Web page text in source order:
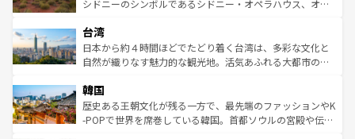
ならではの贅沢な旅のスタイルだ。 なお、新着のアメリカ
情報はコンテンツ一覧を参照してほしい。
おすすめ。エメラルドグリーンに輝く海をはじめ、豊かな
れるおもてなしの心で訪れる人々を迎えてくれるハワイの
人々、おいしいローカルフードやハワイアンミュージッ
ク、伝統的なフラダンスなど、すべてがハワイの魅力を彩
ワイを、存分に味わってほしい。 なお、新着のハワイ情報
はコンテンツ一覧を参照してほしい。
シドニーのシンボルであるシドニー・オペラハウス、オー
リアリーフや大陸中央部にそびえるウルル（エアーズロッ
ク）、タスマニアの美しい原生林やケアンズの熱帯雨林な
ど、見どころがたくさん。また、カフェやワイン、オージ
いる。アクティビティも充実しており、サーフィンやダイ
ビング、ハイキングなど、アウトドア好きにはたまらな
い。オーストラリアの多彩な魅力を存分に味わいつくそ
台湾
日本から約４時間ほどでたどり着く台湾は、多彩な文化と
自然が織りなす魅力的な観光地。活気あふれる大都市の台
ン）、静ひつな山岳地帯である台湾東部など、都市の喧騒
と山間の静けさが共存しており、訪れる人に新しい発見と
驚きをもたらしてくれる。また、奥深い台湾の食文化も魅
韓国
歴史ある王朝文化が残る一方で、最先端のファッションやK
-POPで世界を席巻している韓国。首都ソウルの宮殿や伝統